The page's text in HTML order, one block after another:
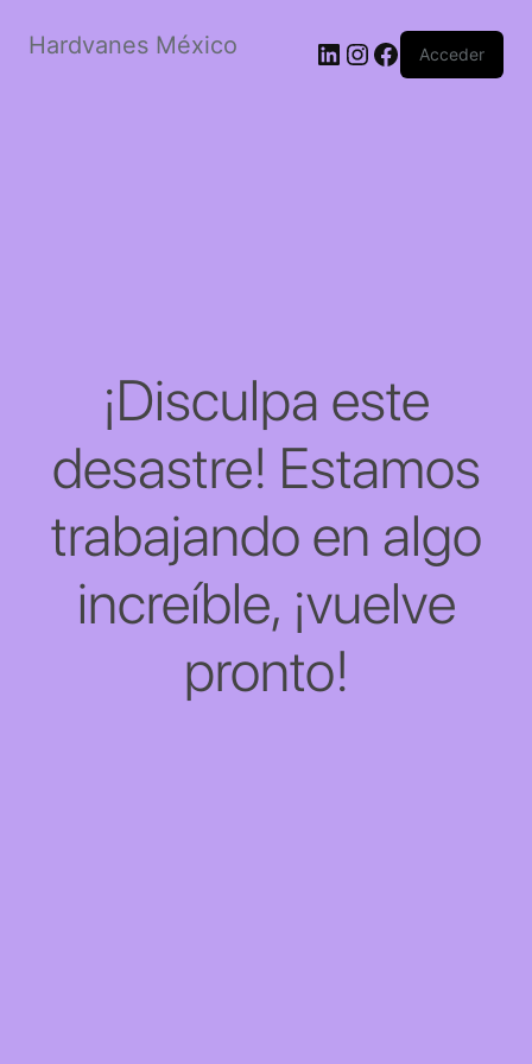
Hardvanes México LinkedIn
Instagram
Facebook
Acceder
¡Disculpa este
desastre! Estamos
trabajando en algo
increíble, ¡vuelve
pronto!